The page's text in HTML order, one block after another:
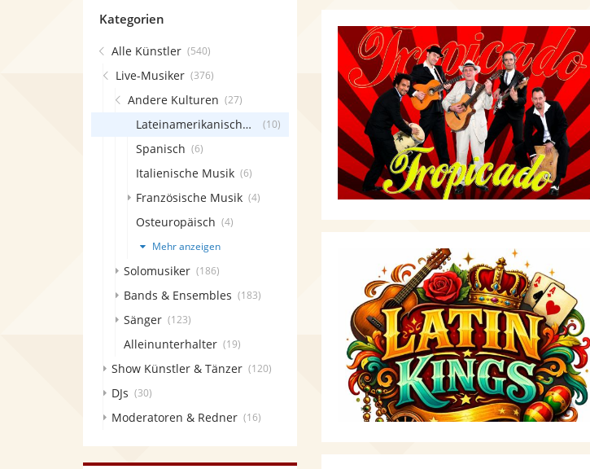
Kategorien
Alle Künstler (540)
Live-Musiker (376)
Andere Kulturen (27)
Lateinamerikanische Musik (10)
Spanisch (6)
Italienische Musik (6)
Französische Musik (4)
Osteuropäisch (4)
Mehr anzeigen
Solomusiker (186)
Bands & Ensembles (183)
Sänger (123)
Alleinunterhalter (19)
Show Künstler & Tänzer (120)
DJs (30)
Moderatoren & Redner (16)